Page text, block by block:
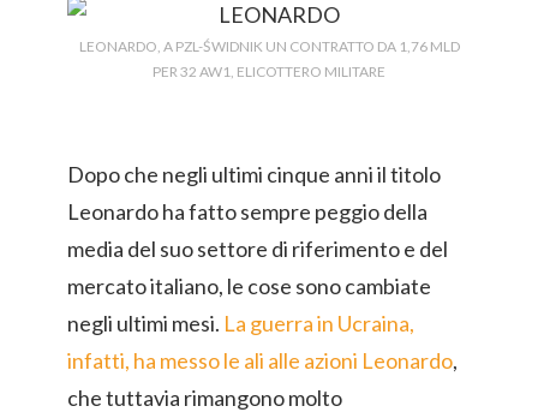
LEONARDO, A PZL-ŚWIDNIK UN CONTRATTO DA 1,76 MLD
PER 32 AW1, ELICOTTERO MILITARE
Dopo che negli ultimi cinque anni il titolo
Leonardo ha fatto sempre peggio della
media del suo settore di riferimento e del
mercato italiano, le cose sono cambiate
negli ultimi mesi. La guerra in Ucraina,
infatti, ha messo le ali alle azioni Leonardo,
che tuttavia rimangono molto